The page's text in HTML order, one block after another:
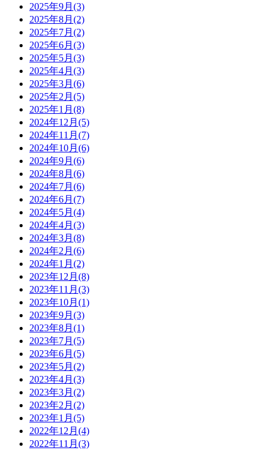
2025年9月(3)
2025年8月(2)
2025年7月(2)
2025年6月(3)
2025年5月(3)
2025年4月(3)
2025年3月(6)
2025年2月(5)
2025年1月(8)
2024年12月(5)
2024年11月(7)
2024年10月(6)
2024年9月(6)
2024年8月(6)
2024年7月(6)
2024年6月(7)
2024年5月(4)
2024年4月(3)
2024年3月(8)
2024年2月(6)
2024年1月(2)
2023年12月(8)
2023年11月(3)
2023年10月(1)
2023年9月(3)
2023年8月(1)
2023年7月(5)
2023年6月(5)
2023年5月(2)
2023年4月(3)
2023年3月(2)
2023年2月(2)
2023年1月(5)
2022年12月(4)
2022年11月(3)